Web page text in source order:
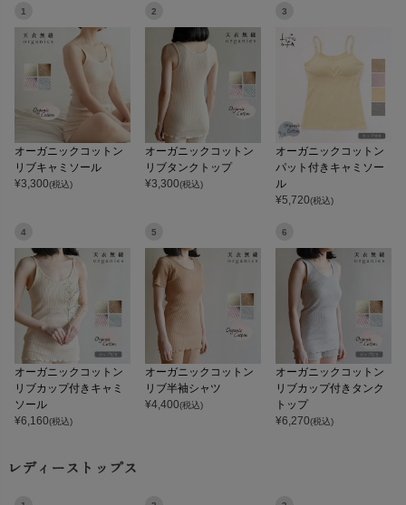
1
オーガニックコットン
リブキャミソール
¥3,300(税込)
2
オーガニックコットン
リブタンクトップ
¥3,300(税込)
3
オーガニックコットン
パット付きキャミソー
ル
¥5,720(税込)
4
オーガニックコットン
リブカップ付きキャミ
ソール
¥6,160(税込)
5
オーガニックコットン
リブ半袖シャツ
¥4,400(税込)
6
オーガニックコットン
リブカップ付きタンク
トップ
¥6,270(税込)
レディーストップス